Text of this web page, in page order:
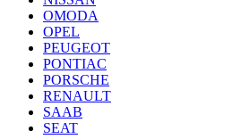
OMODA
OPEL
PEUGEOT
PONTIAC
PORSCHE
RENAULT
SAAB
SEAT